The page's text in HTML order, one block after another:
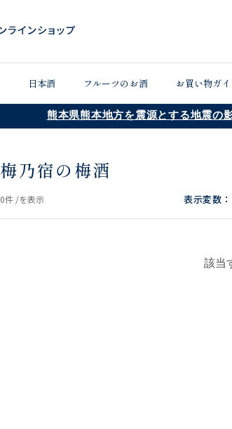
日本酒 フルーツのお酒 お買い物ガ
熊本県熊本地方を震源とする地震の
梅乃宿の梅酒
0件 /を表示 表示変数：
該当